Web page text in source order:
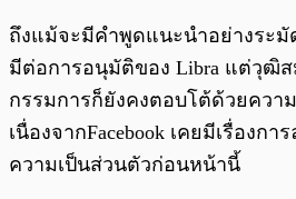
ถึงแม้จะมีคำพูดแนะนำอย่างระมั
มีต่อการอนุมัติของ Libra แต่วุฒิ
กรรมการก็ยังคงตอบโต้ด้วยควา
เนื่องจากFacebook เคยมีเรื่องกา
ความเป็นส่วนตัวก่อนหน้านี้